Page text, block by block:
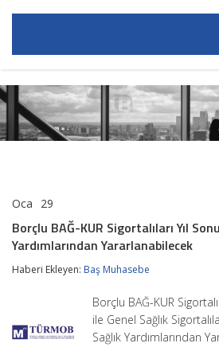
Oca 29
KUR
Sigortalıları
Sonuna
Sağlık
Yardımlarından
Yararlanabilecek
için
Borçlu BAĞ-KUR Sigortalıları Yıl
Yardımlarından Yararlanabilecek
Haberi Ekleyen: Baş Muhasebe
Borçlu BAĞ-KUR
ile Genel Sağlık
Sağlık Yardımlarından